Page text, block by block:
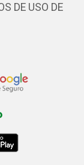
DE USO DE